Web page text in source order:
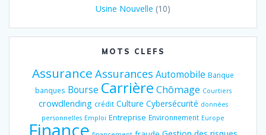
Usine Nouvelle (10)
MOTS CLEFS
Assurance Assurances Automobile Banque
banques Bourse Carrière Chômage Courtiers
crowdlending crédit Culture Cybersécurité données
personnelles Emploi Entreprise Environnement Europe